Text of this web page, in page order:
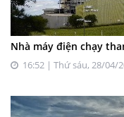
Nhà máy điện chạy
16:52 | Thứ sáu, 28/04/